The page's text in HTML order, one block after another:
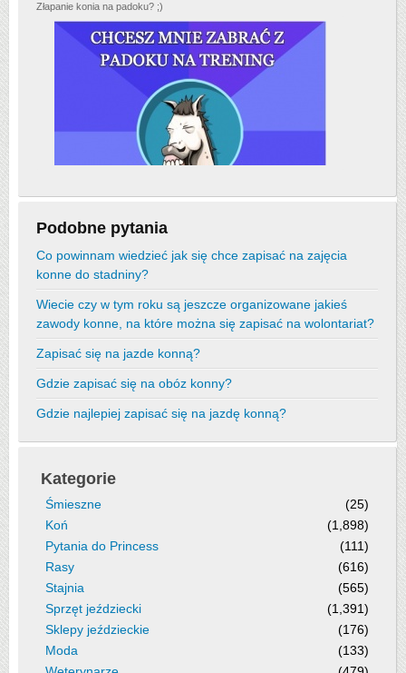
Złapanie konia na padoku? ;)
Podobne pytania
Co powinnam wiedzieć jak się chce zapisać na zajęcia
konne do stadniny?
Wiecie czy w tym roku są jeszcze organizowane jakieś
zawody konne, na które można się zapisać na wolontariat?
Zapisać się na jazde konną?
Gdzie zapisać się na obóz konny?
Gdzie najlepiej zapisać się na jazdę konną?
Kategorie
Śmieszne
(25)
Koń
(1,898)
Pytania do Princess
(111)
Rasy
(616)
Stajnia
(565)
Sprzęt jeździecki
(1,391)
Sklepy jeździeckie
(176)
Moda
(133)